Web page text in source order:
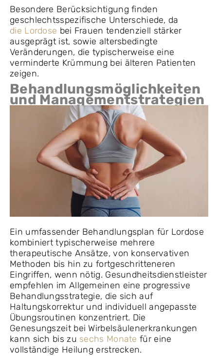
Besondere Berücksichtigung finden
geschlechtsspezifische Unterschiede, da
die Lordose bei Frauen tendenziell stärker
ausgeprägt ist, sowie altersbedingte
Veränderungen, die typischerweise eine
verminderte Krümmung bei älteren Patienten
zeigen.
Behandlungsmöglichkeiten
und Managementstrategien
Ein umfassender Behandlungsplan für Lordose
kombiniert typischerweise mehrere
therapeutische Ansätze, von konservativen
Methoden bis hin zu fortgeschritteneren
Eingriffen, wenn nötig. Gesundheitsdienstleister
empfehlen im Allgemeinen eine progressive
Behandlungsstrategie, die sich auf
Haltungskorrektur und individuell angepasste
Übungsroutinen konzentriert. Die
Genesungszeit bei Wirbelsäulenerkrankungen
kann sich bis zu sechs Monate für eine
vollständige Heilung erstrecken.